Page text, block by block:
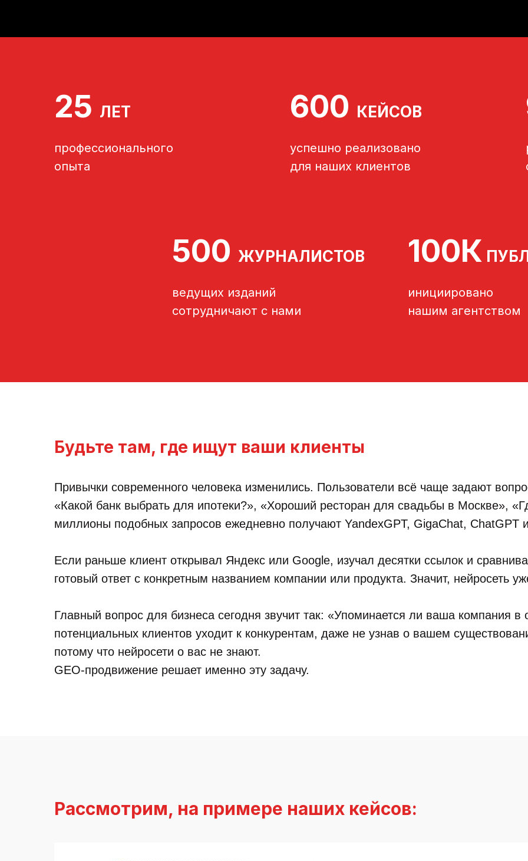
25 ЛЕТ
профессионального
опыта
600 КЕЙСОВ
успешно реализовано
для наших клиентов
500 ЖУРНАЛИСТОВ
ведущих изданий
сотрудничают с нами
100К
инициировано
нашим агентством
Будьте там, где ищут ваши клиенты
Привычки современного человека изменились. Пользователи всё чаще задают
«Какой банк выбрать для ипотеки?», «Хороший ресторан для свадьбы в Москве»,
миллионы подобных запросов ежедневно получают YandexGPT, GigaChat, ChatGPT
Если раньше клиент открывал Яндекс или Google, изучал десятки ссылок и
готовый ответ с конкретным названием компании или продукта. Значит, нейросеть
Главный вопрос для бизнеса сегодня звучит так: «Упоминается ли ваша компания
потенциальных клиентов уходит к конкурентам, даже не узнав о вашем
потому что нейросети о вас не знают.
GEO-продвижение решает именно эту задачу.
Рассмотрим, на примере наших кейсов: